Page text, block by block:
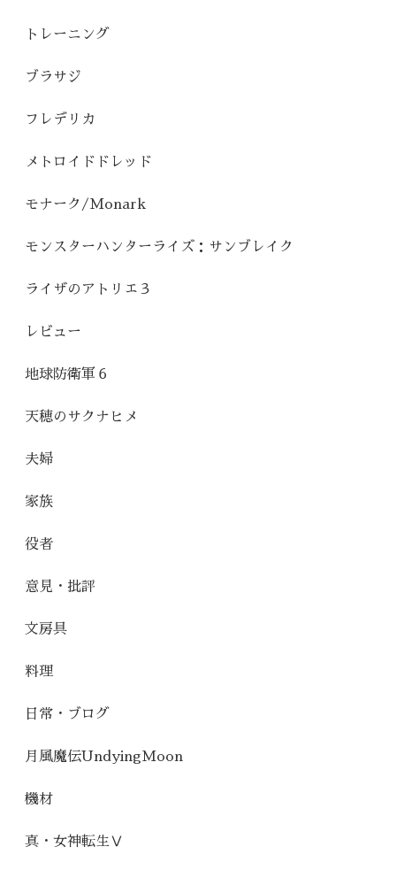
トレーニング
ブラサジ
フレデリカ
メトロイドドレッド
モナーク/Monark
モンスターハンターライズ：サンブレイク
ライザのアトリエ３
レビュー
地球防衛軍６
天穂のサクナヒメ
夫婦
家族
役者
意見・批評
文房具
料理
日常・ブログ
月風魔伝UndyingMoon
機材
真・女神転生Ⅴ